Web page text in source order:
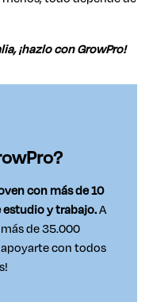
¡hazlo con GrowPro!
con más de 10
estudio y trabajo.A
de 35.000
con todos